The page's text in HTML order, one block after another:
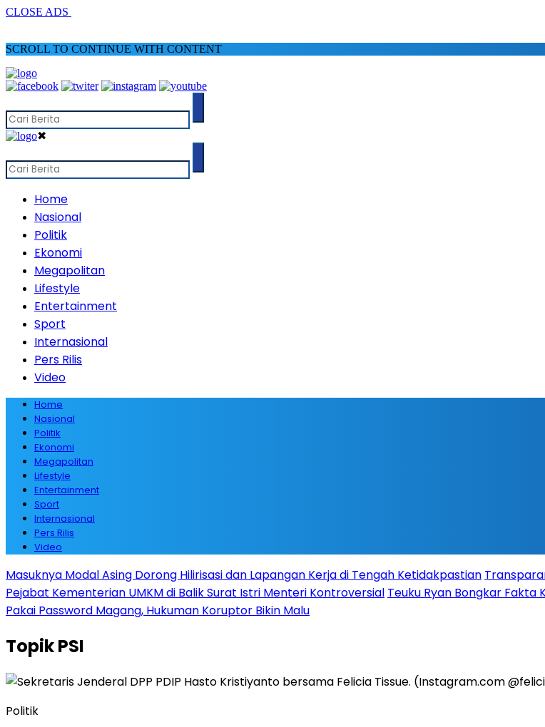
CLOSE ADS
SCROLL TO CONTINUE WITH CONTENT
✖
Home
Nasional
Politik
Ekonomi
Megapolitan
Lifestyle
Entertainment
Sport
Internasional
Pers Rilis
Video
Home
Nasional
Politik
Ekonomi
Megapolitan
Lifestyle
Entertainment
Sport
Internasional
Pers Rilis
Video
Masuknya Modal Asing Dorong Hilirisasi dan Lapangan Kerja di Tengah Ketidakpastian
Pejabat Kementerian UMKM di Balik Surat Istri Menteri Kontroversial Teuku Ryan Bongkar
Pakai Password Magang, Hukuman Koruptor Bikin Malu
TopikPSI
Politik